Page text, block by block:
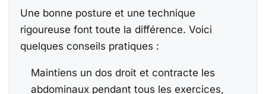
Une bonne posture et une technique
rigoureuse font toute la différence. Voici
quelques conseils pratiques :
Maintiens un dos droit et contracte les
abdominaux pendant tous les exercices,